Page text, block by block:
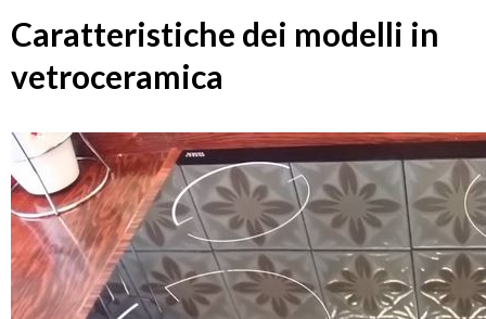
Caratteristiche dei modelli in
vetroceramica